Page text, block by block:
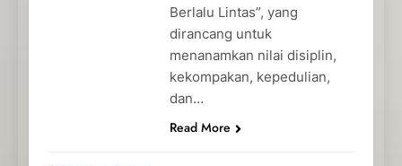
Berlalu Lintas”, yang
dirancang untuk
menanamkan nilai disiplin,
kekompakan, kepedulian,
dan…
Read More